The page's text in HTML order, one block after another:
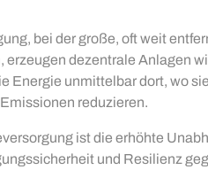
bei der große, oft weit
dezentrale Anlagen
Energie unmittelbar dort, wo
reduzieren.
ist die erhöhte
und Resilienz